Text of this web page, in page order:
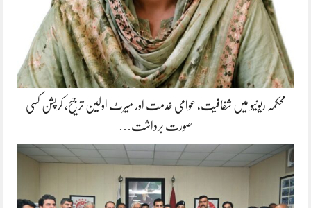
محکمہ ریونیو میں شفافیت، عوامی خدمت اور میرٹ اولین ترجیح، کرپشن کسی
صورت برداشت…